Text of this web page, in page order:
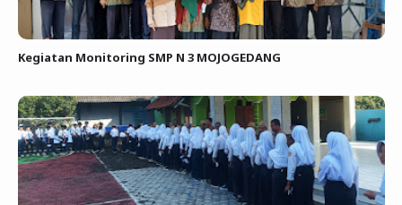
Kegiatan Monitoring SMP N 3 MOJOGEDANG